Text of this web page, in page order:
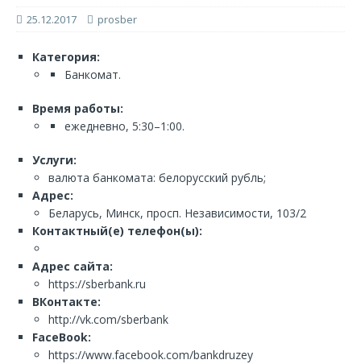
25.12.2017 prosber
Категория:
Банкомат.
Время работы:
ежедневно, 5:30–1:00.
Услуги:
валюта банкомата: белорусский рубль;
Адрес:
Беларусь, Минск, просп. Независимости, 103/2
Контактный(е) телефон(ы):
Адрес сайта:
https://sberbank.ru
ВКонтакте:
http://vk.com/sberbank
FaceBook:
https://www.facebook.com/bankdruzey